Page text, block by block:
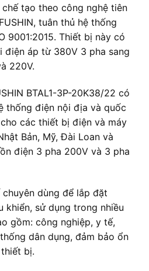
tạo theo công nghệ tiên
tuân thủ hệ thống
9001:2015. Thiết bị này có
điện áp từ 380V 3 pha sang
220V.
BTAL1-3P-20K38/22 có
thống điện nội địa và quốc
các thiết bị điện và máy
Bản, Mỹ, Đài Loan và
điện 3 pha 200V và 3 pha
dùng để lắp đặt
sử dụng trong nhiều
gồm: công nghiệp, y tế,
dân dụng, đảm bảo ổn
bị.